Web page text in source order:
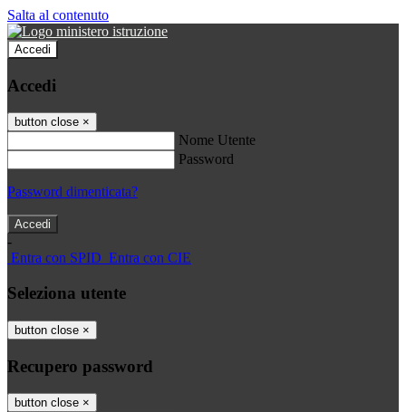
Salta al contenuto
Accedi
Accedi
button close ×
Nome Utente
Password
Password dimenticata?
-
Entra con SPID Entra con CIE
Seleziona utente
button close ×
Recupero password
button close ×